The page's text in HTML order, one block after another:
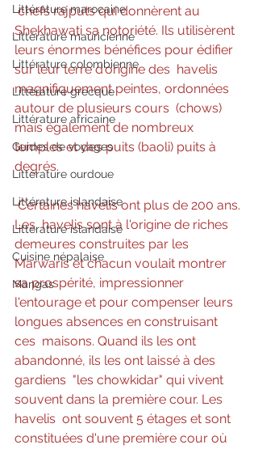
Littérature marocaine
Littérature mauricienne
Littérature colombienne
Littérature grecque
Littérature africaine
Guides de voyages
Littérature ourdoue
Littérature islandaise
Littérature islandaise
Cuisine népalaise
Mangas
chefs rajputs qui donnèrent au
Shekhawati sa notoriété. Ils utilisèrent
leurs énormes bénéfices pour édifier
sur leur terre d'origine des  havelis
magnifiquement peintes, ordonnées
autour de plusieurs cours  (chows)
mais également de nombreux
temples et des puits (baoli) puits à
degrés.
Certaines havelis ont plus de 200 ans.
Les  havelis sont à l'origine de riches
demeures construites par les
Marwaris et chacun voulait montrer
sa prospérité, impressionner
l'entourage et pour compenser leurs
longues absences en construisant
ces  maisons. Quand ils les ont
abandonné, ils les ont laissé à des
gardiens  "les chowkidar" qui vivent
souvent dans la première cour. Les
havelis  ont souvent 5 étages et sont
constituées d'une première cour où